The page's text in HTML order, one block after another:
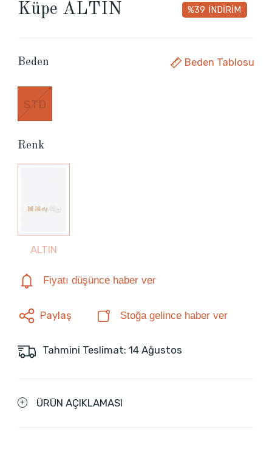
Küpe ALTIN %39 İNDİRİM
Beden Beden Tablosu
STD
Renk
ALTIN
Fiyatı düşünce haber ver
Paylaş Stoğa gelince haber ver
Tahmini Teslimat: 14 Ağustos
ÜRÜN AÇIKLAMASI